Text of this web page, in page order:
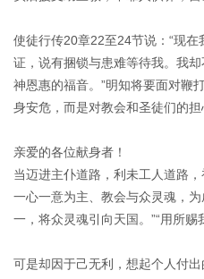
使徒行传20章22至24节说：“现
证，说有捆锁与患难等待我。我
神恩惠的福音。”明知将要面对鞭
身安危，而是对教会和圣徒们的担
亲爱的各位献身者！
当迈进主仆道路，利未工人道路
一心一意为主、教会与众灵魂，
一，将众灵魂引向天国。”“用所赐
可是却因于己无利，想起个人付